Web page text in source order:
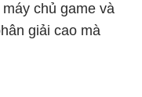
chủ game và
giải cao mà